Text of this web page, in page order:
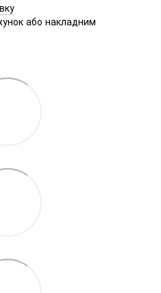
або накладним